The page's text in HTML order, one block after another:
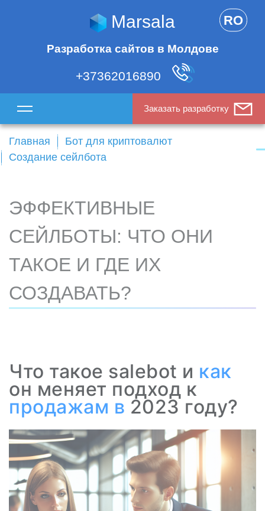
Marsala
Разработка сайтов в Молдове
+37362016890
RO
Заказать разработку
Главная
Бот для криптовалют
Создание сейлбота
ЭФФЕКТИВНЫЕ
СЕЙЛБОТЫ: ЧТО ОНИ
ТАКОЕ И ГДЕ ИХ
СОЗДАВАТЬ?
Что такое salebot и как
он меняет подход к
продажам в 2023 году?